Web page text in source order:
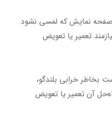
نمایش که لمسی نشود
تعمیر یا تعویض
بخاطر خرابی بلندگو،
آن تعمیر یا تعویض